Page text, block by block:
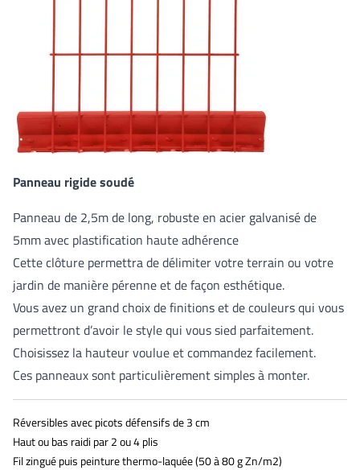
Panneau rigide soudé
Panneau de 2,5m de long, robuste en acier galvanisé de
5mm avec plastification haute adhérence
Cette clôture permettra de délimiter votre terrain ou votre
jardin de manière pérenne et de façon esthétique.
Vous avez un grand choix de finitions et de couleurs qui vous
permettront d’avoir le style qui vous sied parfaitement.
Choisissez la hauteur voulue et commandez facilement.
Ces panneaux sont particulièrement simples à monter.
Réversibles avec picots défensifs de 3 cm
Haut ou bas raidi par 2 ou 4 plis
Fil zingué puis peinture thermo-laquée (50 à 80 g Zn/m2)